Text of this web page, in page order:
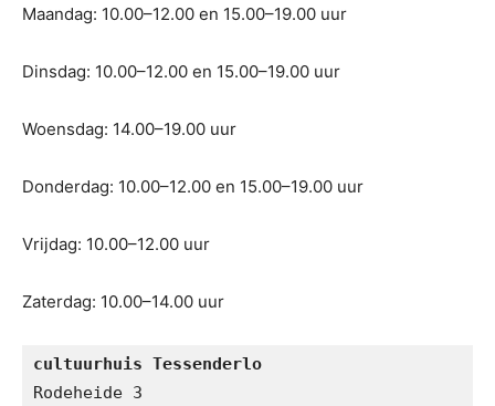
Maandag: 10.00–12.00 en 15.00–19.00 uur
Dinsdag: 10.00–12.00 en 15.00–19.00 uur
Woensdag: 14.00–19.00 uur
Donderdag: 10.00–12.00 en 15.00–19.00 uur
Vrijdag: 10.00–12.00 uur
Zaterdag: 10.00–14.00 uur
cultuurhuis Tessenderlo
Rodeheide 3